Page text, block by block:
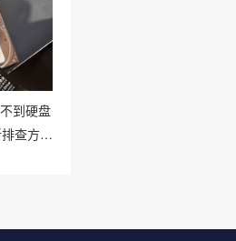
到硬盘
查方法